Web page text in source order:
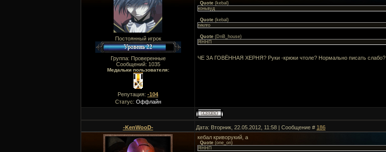
Постоянный игрок
Группа: Проверенные
Сообщений: 1035
Медальки пользователя:
Репутация: -104
Статус: Оффлайн
Quote (kebal )
коньвуд
Quote (kebal )
гиклго
Quote (DnB_house)
ЯННП
ЧЕ ЗА ГОВЁННАЯ ХЕРНЯ? Руки -крюки чтоле? Нормально писать слабо?
-KenWooD- Дата: Вторник, 22.05.2012, 11:58 | Сообщение # 186
кебал криворукий, а
Quote (one_on)
ЯННП